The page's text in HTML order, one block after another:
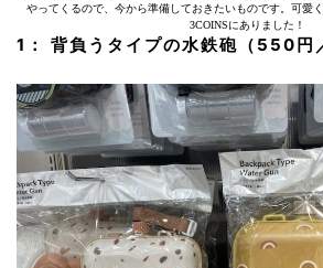
やってくるので、今から準備しておきたいものです。可愛
3COINSにありました！
1： 背負うタイプの水鉄砲（550円